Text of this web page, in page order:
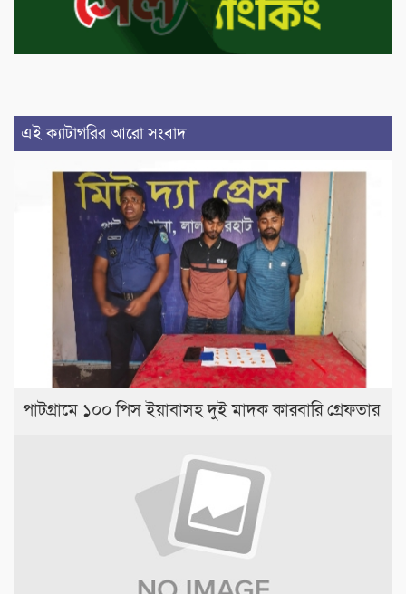
এই ক্যাটাগরির আরো সংবাদ
পাটগ্রামে ১০০ পিস ইয়াবাসহ দুই মাদক কারবারি গ্রেফতার